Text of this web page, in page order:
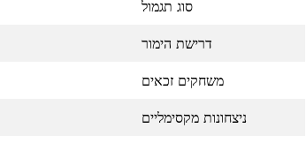
סוג תגמול
דרישת הימור
משחקים זכאים
ניצחונות מקסימליים